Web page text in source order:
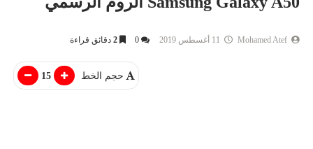
التعليم
Mohamed Atef
0
2دقائق قراءة
حجم الخط 15